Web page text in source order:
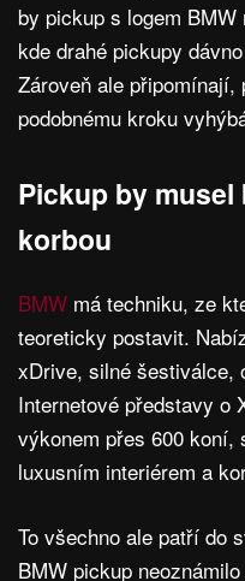
by pickup s logem
kde drahé pickupy
Zároveň ale připomínají,
podobnému kroku
Pickup by musel
korbou
BMW má techniku, ze
teoreticky postavit.
xDrive, silné šestiválce,
Internetové představy o
výkonem přes 600 koní,
luxusním interiérem a
To všechno ale patří do
BMW pickup